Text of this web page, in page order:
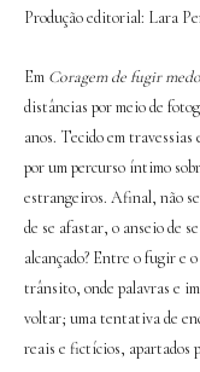
Produção editorial: Lara
Em Coragem de fugir
distâncias por meio de
anos. Tecido em
por um percurso íntimo
estrangeiros. Afinal, não
de se afastar, o anseio de
alcançado? Entre o fugir e
trânsito, onde palavras e
voltar; uma tentativa de
reais e fictícios, apartados